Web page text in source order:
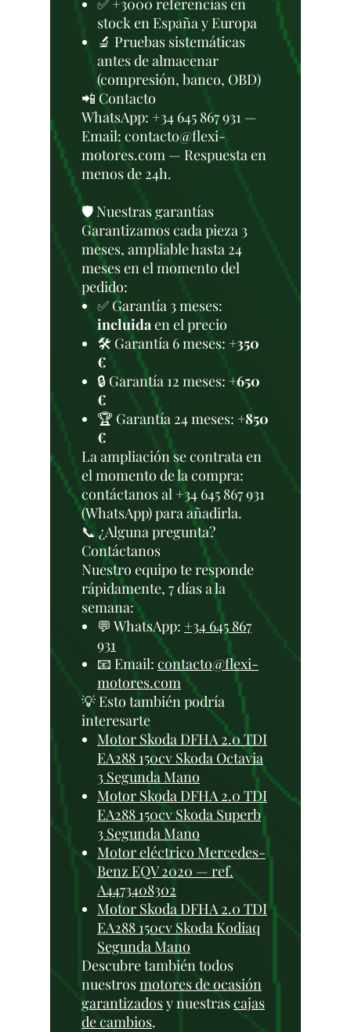
✅ +3000 referencias en
stock en España y Europa
🔬 Pruebas sistemáticas
antes de almacenar
(compresión, banco, OBD)
📲 Contacto
WhatsApp: +34 645 867 931 —
Email: contacto@flexi-
motores.com — Respuesta en
menos de 24h.
🛡️ Nuestras garantías
Garantizamos cada pieza 3
meses, ampliable hasta 24
meses en el momento del
pedido:
✅ Garantía 3 meses:
incluidaen el precio
🛠️ Garantía 6 meses: +350
€
🔒 Garantía 12 meses: +650
€
🏆 Garantía 24 meses: +850
€
La ampliación se contrata en
el momento de la compra:
contáctanos al +34 645 867 931
(WhatsApp) para añadirla.
📞 ¿Alguna pregunta?
Contáctanos
Nuestro equipo te responde
rápidamente, 7 días a la
semana:
💬 WhatsApp: +34 645 867
931
📧 Email: contacto@flexi-
motores.com
💡 Esto también podría
interesarte
Motor Skoda DFHA 2.0 TDI
EA288 150cv Skoda Octavia
3 Segunda Mano
Motor Skoda DFHA 2.0 TDI
EA288 150cv Skoda Superb
3 Segunda Mano
Motor eléctrico Mercedes-
Benz EQV 2020 — ref.
A4473408302
Motor Skoda DFHA 2.0 TDI
EA288 150cv Skoda Kodiaq
Segunda Mano
Descubre también todos
nuestrosmotores de ocasión
garantizadosy nuestrascajas
de cambios.